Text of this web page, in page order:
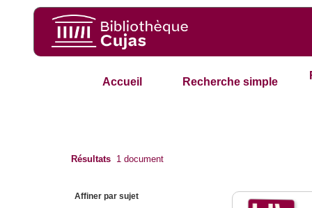
Accueil Recherche simple
Résultats 1 document
Affiner par sujet